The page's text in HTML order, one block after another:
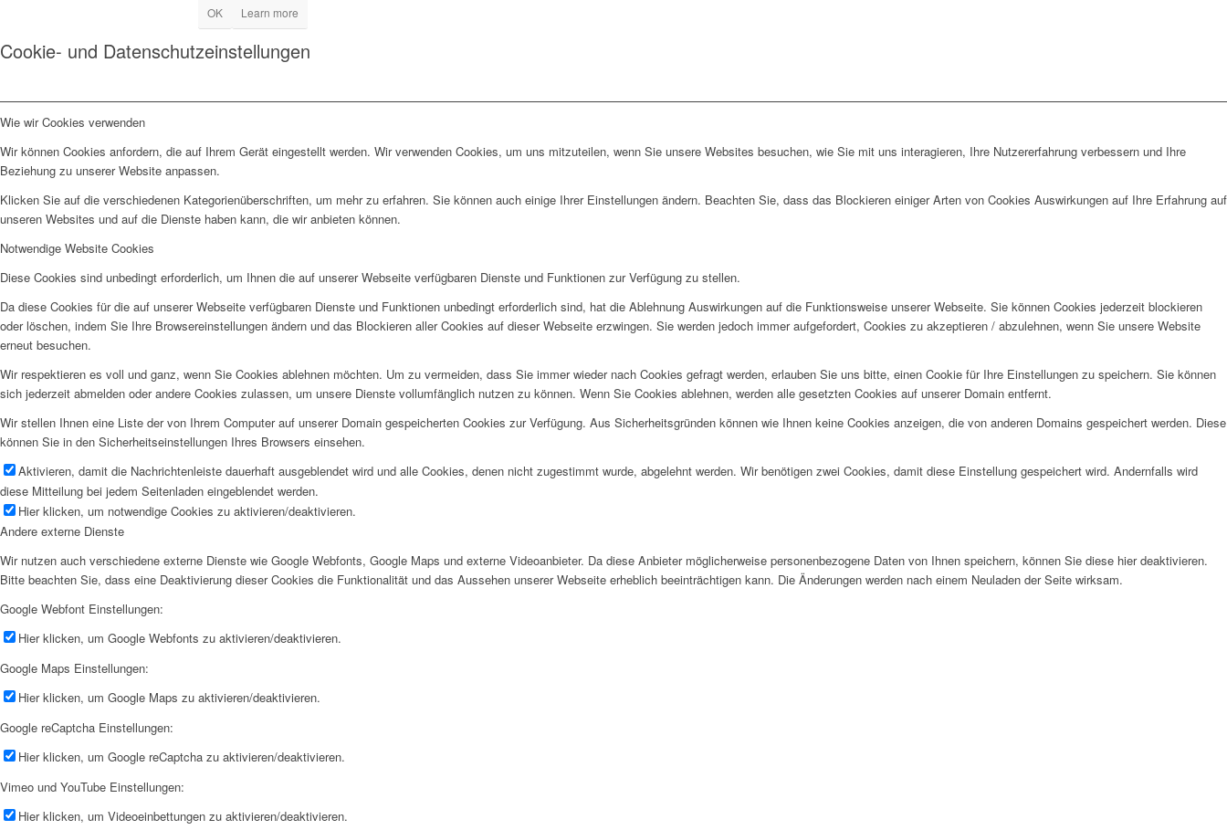
OK Learn more
Cookie- und Datenschutzeinstellungen
Wie wir Cookies verwenden
Wir können Cookies anfordern, die auf Ihrem Gerät eingestellt werden. Wir verwenden Cookies, um uns mitzuteilen, wenn Sie unsere Websites besuchen, wie Sie mit uns interagieren, Ihre Nutzererfahrung verbessern und Ihre
Beziehung zu unserer Website anpassen.
Klicken Sie auf die verschiedenen Kategorienüberschriften, um mehr zu erfahren. Sie können auch einige Ihrer Einstellungen ändern. Beachten Sie, dass das Blockieren einiger Arten von Cookies Auswirkungen auf Ihre Erfahrung auf
unseren Websites und auf die Dienste haben kann, die wir anbieten können.
Notwendige Website Cookies
Diese Cookies sind unbedingt erforderlich, um Ihnen die auf unserer Webseite verfügbaren Dienste und Funktionen zur Verfügung zu stellen.
Da diese Cookies für die auf unserer Webseite verfügbaren Dienste und Funktionen unbedingt erforderlich sind, hat die Ablehnung Auswirkungen auf die Funktionsweise unserer Webseite. Sie können Cookies jederzeit blockieren
oder löschen, indem Sie Ihre Browsereinstellungen ändern und das Blockieren aller Cookies auf dieser Webseite erzwingen. Sie werden jedoch immer aufgefordert, Cookies zu akzeptieren / abzulehnen, wenn Sie unsere Website
erneut besuchen.
Wir respektieren es voll und ganz, wenn Sie Cookies ablehnen möchten. Um zu vermeiden, dass Sie immer wieder nach Cookies gefragt werden, erlauben Sie uns bitte, einen Cookie für Ihre Einstellungen zu speichern. Sie können
sich jederzeit abmelden oder andere Cookies zulassen, um unsere Dienste vollumfänglich nutzen zu können. Wenn Sie Cookies ablehnen, werden alle gesetzten Cookies auf unserer Domain entfernt.
Wir stellen Ihnen eine Liste der von Ihrem Computer auf unserer Domain gespeicherten Cookies zur Verfügung. Aus Sicherheitsgründen können wie Ihnen keine Cookies anzeigen, die von anderen Domains gespeichert werden. Diese
können Sie in den Sicherheitseinstellungen Ihres Browsers einsehen.
Aktivieren, damit die Nachrichtenleiste dauerhaft ausgeblendet wird und alle Cookies, denen nicht zugestimmt wurde, abgelehnt werden. Wir benötigen zwei Cookies, damit diese Einstellung gespeichert wird. Andernfalls wird
diese Mitteilung bei jedem Seitenladen eingeblendet werden.
Hier klicken, um notwendige Cookies zu aktivieren/deaktivieren.
Andere externe Dienste
Wir nutzen auch verschiedene externe Dienste wie Google Webfonts, Google Maps und externe Videoanbieter. Da diese Anbieter möglicherweise personenbezogene Daten von Ihnen speichern, können Sie diese hier deaktivieren.
Bitte beachten Sie, dass eine Deaktivierung dieser Cookies die Funktionalität und das Aussehen unserer Webseite erheblich beeinträchtigen kann. Die Änderungen werden nach einem Neuladen der Seite wirksam.
Google Webfont Einstellungen:
Hier klicken, um Google Webfonts zu aktivieren/deaktivieren.
Google Maps Einstellungen:
Hier klicken, um Google Maps zu aktivieren/deaktivieren.
Google reCaptcha Einstellungen:
Hier klicken, um Google reCaptcha zu aktivieren/deaktivieren.
Vimeo und YouTube Einstellungen:
Hier klicken, um Videoeinbettungen zu aktivieren/deaktivieren.